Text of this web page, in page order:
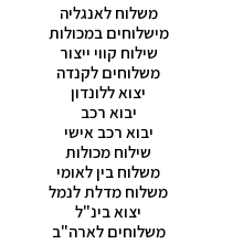
משלוח לאנגליה
מישלוחים במכולות
שילוח קווי ייצור
משלוחים לקנדה
יצוא ללונדון
יבוא רכב
יבוא רכב אישי
שילוח מכולות
משלוח בין לאומי
משלוח מדלת לנמל
יצוא בינ"ל
משלוחים לארה"ב